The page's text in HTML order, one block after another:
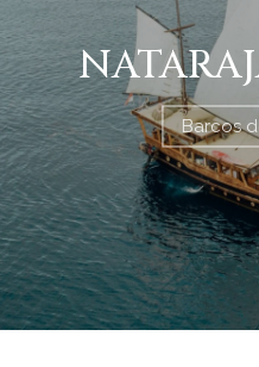
Barcos